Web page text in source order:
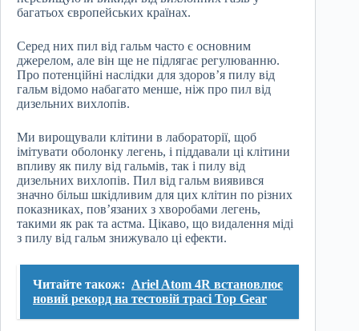
багатьох європейських країнах.
Серед них пил від гальм часто є основним
джерелом, але він ще не підлягає регулюванню.
Про потенційні наслідки для здоров’я пилу від
гальм відомо набагато менше, ніж про пил від
дизельних вихлопів.
Ми вирощували клітини в лабораторії, щоб
імітувати оболонку легень, і піддавали ці клітини
впливу як пилу від гальмів, так і пилу від
дизельних вихлопів. Пил від гальм виявився
значно більш шкідливим для цих клітин по різних
показниках, пов’язаних з хворобами легень,
такими як рак та астма. Цікаво, що видалення міді
з пилу від гальм знижувало ці ефекти.
Читайте також: Ariel Atom 4R встановлює
новий рекорд на тестовій трасі Top Gear